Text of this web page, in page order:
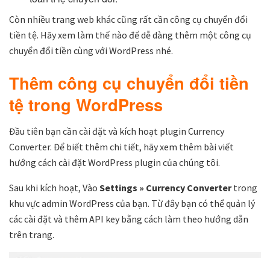
Còn nhiều trang web khác cũng rất cần công cụ chuyển đổi
tiền tệ. Hãy xem làm thế nào để dễ dàng thêm một công cụ
chuyển đổi tiền cùng với WordPress nhé.
Thêm công cụ chuyển đổi tiền
tệ trong WordPress
Đầu tiên bạn cần cài đặt và kích hoạt plugin Currency
Converter. Để biết thêm chi tiết, hãy xem thêm bài viết
hướng cách cài đặt WordPress plugin của chúng tôi.
Sau khi kích hoạt, Vào Settings » Currency Convertertrong
khu vực admin WordPress của bạn. Từ đây bạn có thể quản lý
các cài đặt và thêm API key bằng cách làm theo hướng dẫn
trên trang.